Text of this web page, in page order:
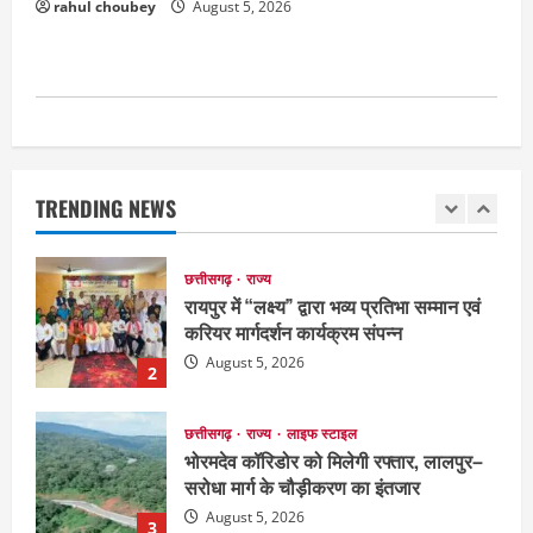
rahul choubey August 5, 2026
TRENDING NEWS
लोग बीमार
2
रायपुर में “लक्ष्य” द्वारा भव्य प्रतिभा सम्मान एवं
3
छत्तीसगढ़ राज्य
भोरमदेव कॉरिडोर को मिलेगी रफ्तार, लालपुर–
सरोधा मार्ग के चौड़ीकरण का इंतजार
August 5, 2026
4
छत्तीसगढ़
शंकराचार्य अविमुक्तेश्वरानंद का चातुर्मास्य ग्राम
सलधा में
July 28, 2026